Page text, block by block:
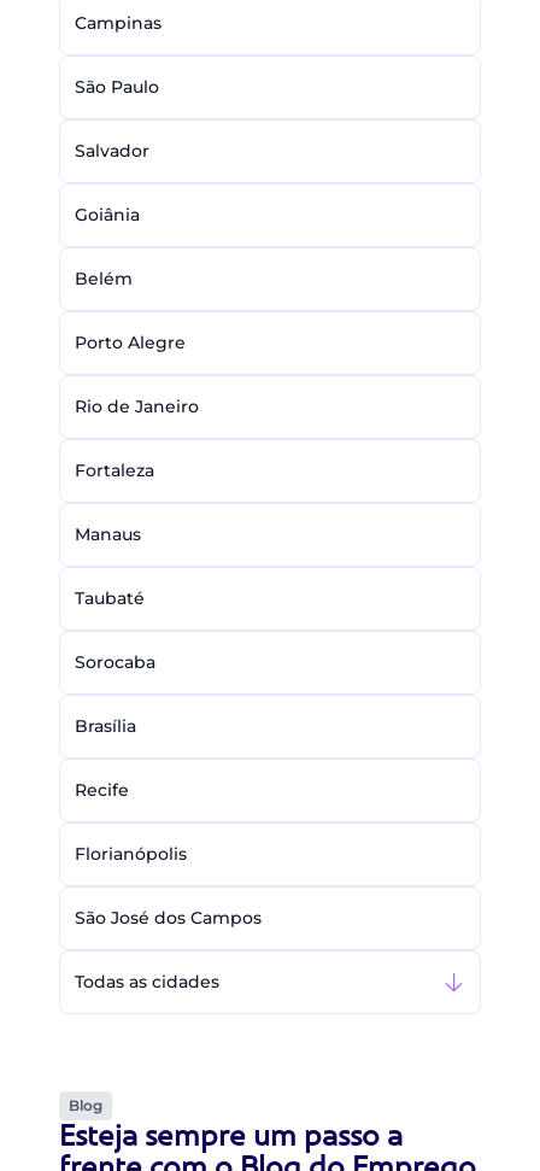
Campinas
São Paulo
Salvador
Goiânia
Belém
Porto Alegre
Rio de Janeiro
Fortaleza
Manaus
Taubaté
Sorocaba
Brasília
Recife
Florianópolis
São José dos Campos
Todas as cidades
Blog
Esteja sempre um passo a